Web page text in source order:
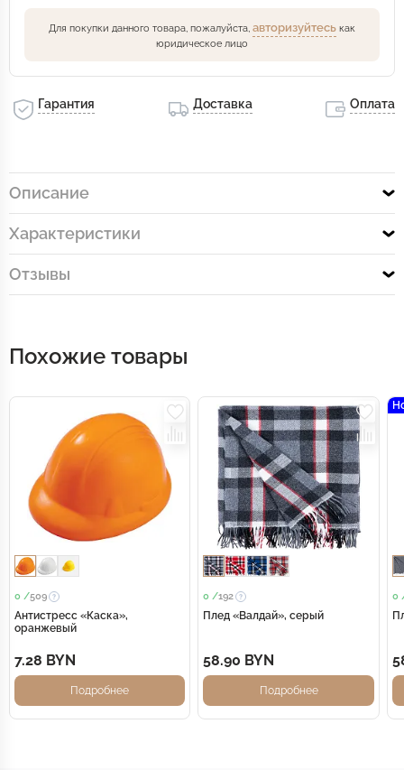
Для покупки данного товара, пожалуйста, авторизуйтесь как
юридическое лицо
Гарантия Доставка Оплата
Описание
Характеристики
Отзывы
Похожие товары
0 /509
Антистресс «Каска»,
оранжевый
7.28 BYN
Подробнее
0 /192
Плед «Валдай», серый
58.90 BYN
Подробнее
0